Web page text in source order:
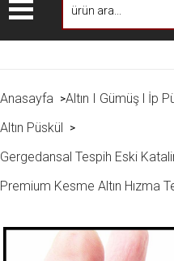
Anasayfa >Altın I Gümüş l İp
Altın Püskül >
Gergedansal Tespih Eski
Premium Kesme Altın Hızma